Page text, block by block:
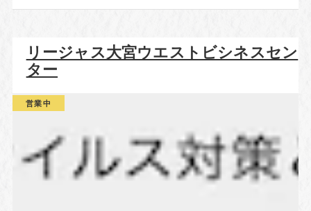
リージャス大宮ウエストビシネスセン
ター
営業中